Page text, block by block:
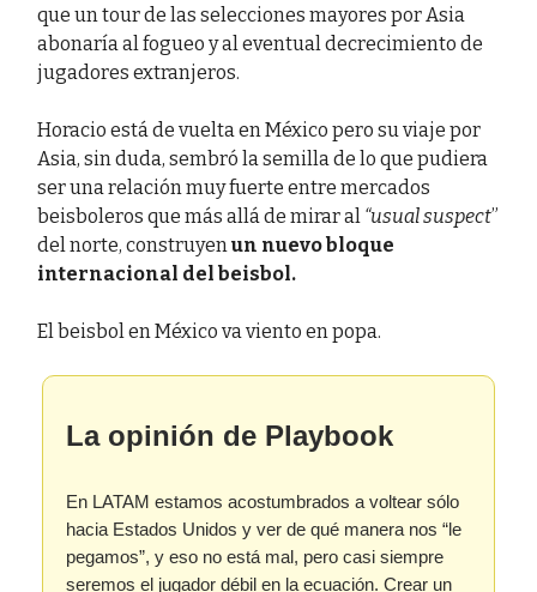
que un tour de las selecciones mayores por Asia
abonaría al fogueo y al eventual decrecimiento de
jugadores extranjeros.
Horacio está de vuelta en México pero su viaje por
Asia, sin duda, sembró la semilla de lo que pudiera
ser una relación muy fuerte entre mercados
beisboleros que más allá de mirar al “usual suspect”
del norte, construyenun nuevo bloque
internacional del beisbol.
El beisbol en México va viento en popa.
La opinión de Playbook
En LATAM estamos acostumbrados a voltear sólo
hacia Estados Unidos y ver de qué manera nos “le
pegamos”, y eso no está mal, pero casi siempre
seremos el jugador débil en la ecuación. Crear un